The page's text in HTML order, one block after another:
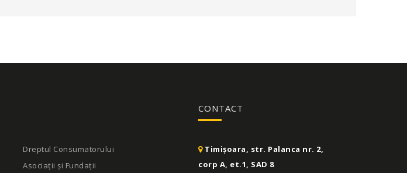
Dreptul Consumatorului
Asociații și Fundații
CONTACT
Timișoara, str. Palanca nr. 2,
corp A, et.1, SAD 8